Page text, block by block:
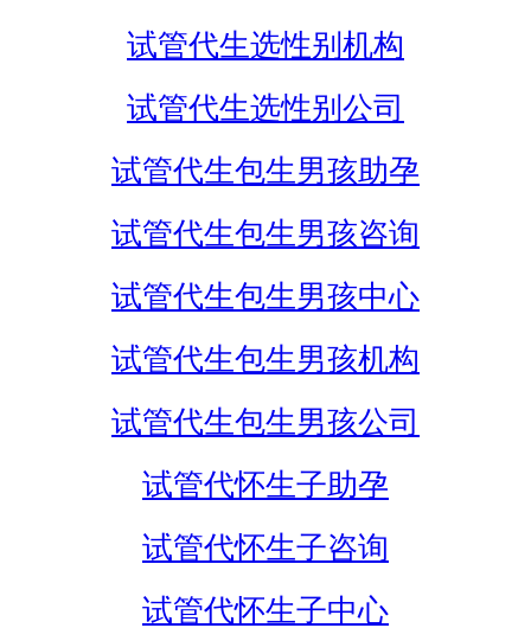
试管代生选性别机构
试管代生选性别公司
试管代生包生男孩助孕
试管代生包生男孩咨询
试管代生包生男孩中心
试管代生包生男孩机构
试管代生包生男孩公司
试管代怀生子助孕
试管代怀生子咨询
试管代怀生子中心